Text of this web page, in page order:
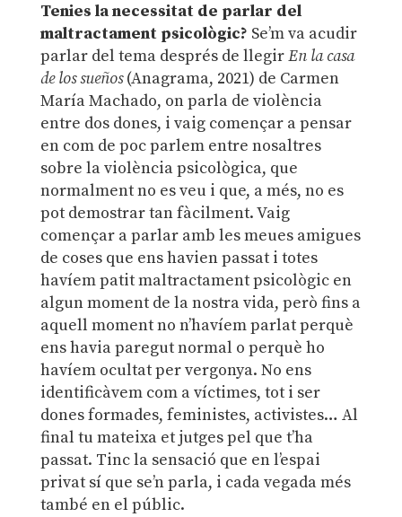
Tenies la necessitat de parlar del
maltractament psicològic? Se’m va acudir
parlar del tema després de llegirEn la casa
de los sueños(Anagrama, 2021) de Carmen
María Machado, on parla de violència
entre dos dones, i vaig començar a pensar
en com de poc parlem entre nosaltres
sobre la violència psicològica, que
normalment no es veu i que, a més, no es
pot demostrar tan fàcilment. Vaig
començar a parlar amb les meues amigues
de coses que ens havien passat i totes
havíem patit maltractament psicològic en
algun moment de la nostra vida, però fins a
aquell moment no n’havíem parlat perquè
ens havia paregut normal o perquè ho
havíem ocultat per vergonya. No ens
identificàvem com a víctimes, tot i ser
dones formades, feministes, activistes… Al
final tu mateixa et jutges pel que t’ha
passat. Tinc la sensació que en l’espai
privat sí que se’n parla, i cada vegada més
també en el públic.